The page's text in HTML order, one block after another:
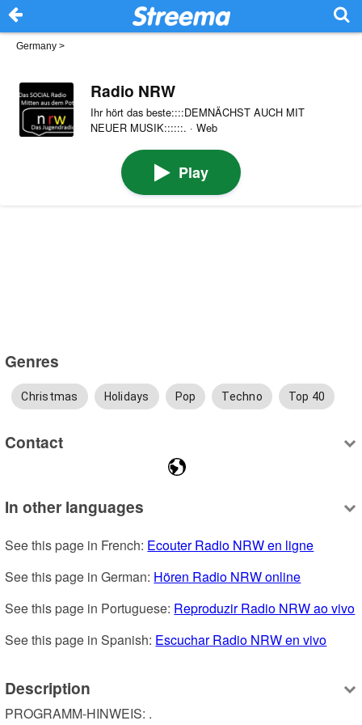
Germany >
Radio NRW
Ihr hört das beste::::DEMNÄCHST AUCH MIT
NEUER MUSIK::::::. · Web
Play
Genres
Christmas Holidays Pop Techno Top 40
Contact
In other languages
See this page in French: Ecouter Radio NRW en ligne
See this page in German: Hören Radio NRW online
See this page in Portuguese: Reproduzir Radio NRW ao vivo
See this page in Spanish: Escuchar Radio NRW en vivo
Description
PROGRAMM-HINWEIS: .